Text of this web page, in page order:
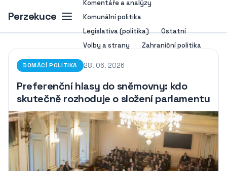
Perzekuce
Komentáře a analýzy
Komunální politika
Legislativa (politika)
Ostatní
Volby a strany
Zahraniční politika
DOMÁCÍ POLITIKA 28. 06. 2026
Preferenční hlasy do sněmovny: kdo
skutečně rozhoduje o složení parlamentu